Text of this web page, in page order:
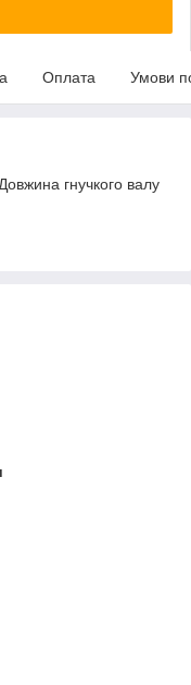
Оплата Умови
гнучкого валу